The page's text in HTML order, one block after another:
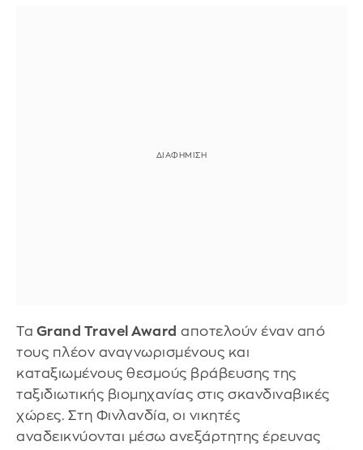
Τα Grand Travel Award αποτελούν έναν από
τους πλέον αναγνωρισμένους και
καταξιωμένους θεσμούς βράβευσης της
ταξιδιωτικής βιομηχανίας στις σκανδιναβικές
χώρες. Στη Φινλανδία, οι νικητές
αναδεικνύονται μέσω ανεξάρτητης έρευνας